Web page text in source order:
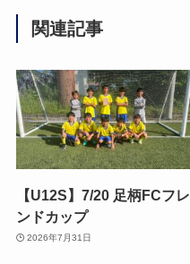
関連記事
【U12S】7/20 足柄FCフレ
ンドカップ
2026年7月31日